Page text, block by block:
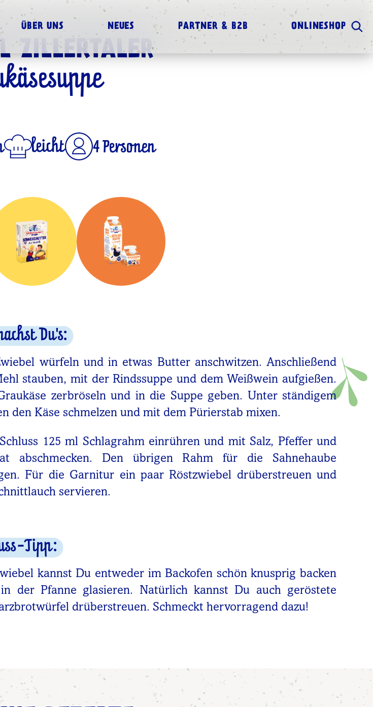
ÜBER UNS NEUES PARTNER & B2B ONLINESHOP
ZILLERTALER
leicht 4 Personen
Du's:
würfeln und in etwas Butter anschwitzen. Anschließend
stauben, mit der Rindssuppe und dem Weißwein aufgießen.
zerbröseln und in die Suppe geben. Unter ständigem
den Käse schmelzen und mit dem Pürierstab mixen.
125 ml Schlagrahm einrühren und mit Salz, Pfeffer und
abschmecken. Den übrigen Rahm für die Sahnehaube
Für die Garnitur ein paar Röstzwiebel drüberstreuen und
servieren.
Tipp:
kannst Du entweder im Backofen schön knusprig backen
der Pfanne glasieren. Natürlich kannst Du auch geröstete
drüberstreuen. Schmeckt hervorragend dazu!